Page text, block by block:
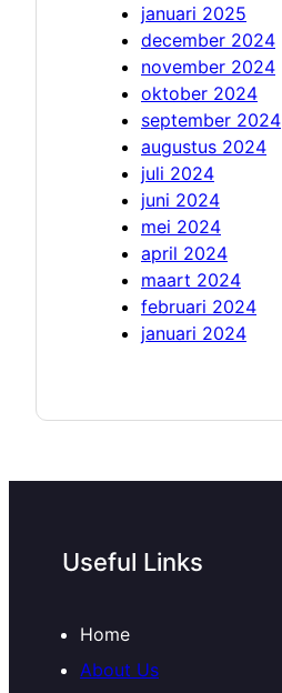
januari 2025
december 2024
november 2024
oktober 2024
september 2024
augustus 2024
juli 2024
juni 2024
mei 2024
april 2024
maart 2024
februari 2024
januari 2024
Useful Links
Home
About Us